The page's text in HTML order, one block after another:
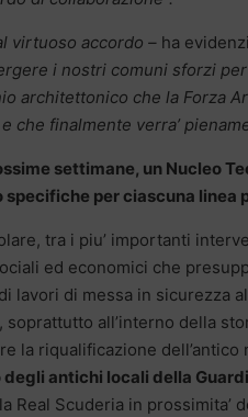
virtuoso accordo – ha
i nostri comuni sforzi
architettonico che la Forza
che finalmente verra’
settimane, un Nucleo
specifiche per ciascuna linea
tra i piu’ importanti
ed economici che
lavori di messa in sicurezza
soprattutto all’interno della
la riqualificazione
antichi locali della
Real Scuderia in prossimita’